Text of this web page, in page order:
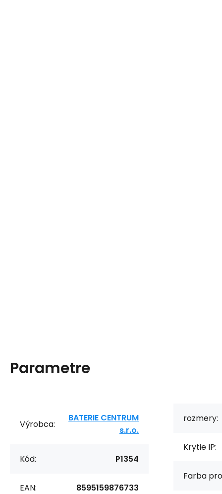
Parametre
Výrobca:
BATERIE CENTRUM
s.r.o.
Kód: P1354
EAN: 8595159876733
rozmery:
Krytie IP:
Farba